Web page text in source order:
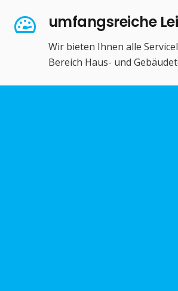
umfangsreiche
Wir bieten Ihnen alle
Bereich Haus- und